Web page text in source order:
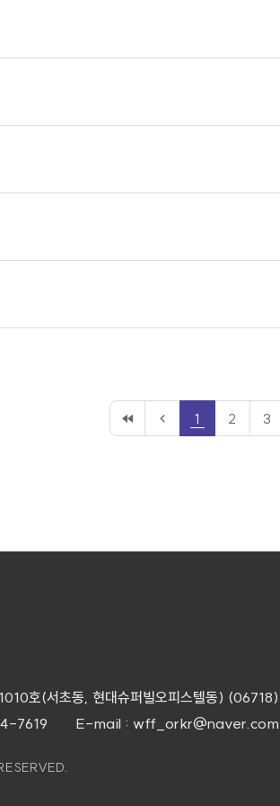
1 2 3
호(서초동, 현대슈퍼빌오피스텔동) (06718)
7619 E-mail : wff_orkr@naver.com